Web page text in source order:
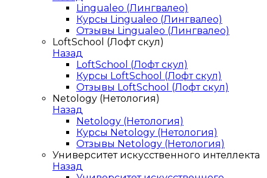
Lingualeo (Лингвалео)
Курсы Lingualeo (Лингвалео)
Отзывы Lingualeo (Лингвалео)
LoftSchool (Лофт скул)
Назад
LoftSchool (Лофт скул)
Курсы LoftSchool (Лофт скул)
Отзывы LoftSchool (Лофт скул)
Netology (Нетология)
Назад
Netology (Нетология)
Курсы Netology (Нетология)
Отзывы Netology (Нетология)
Университет искусственного интеллекта
Назад